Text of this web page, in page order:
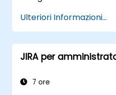
Conoscere in ogni
cerimonie previste
Eseguire
secondo i principi di
Certified Scrum
Ulteriori Informazioni...
JIRA per
7 ore